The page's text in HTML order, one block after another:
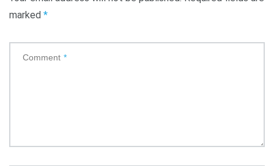
marked *
Comment *